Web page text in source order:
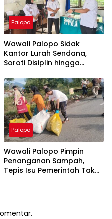
Palopo
Wawali Palopo Sidak
Kantor Lurah Sendana,
Soroti Disiplin hingga
Palopo
Wawali Palopo Pimpin
Penanganan Sampah,
Tepis Isu Pemerintah Tak